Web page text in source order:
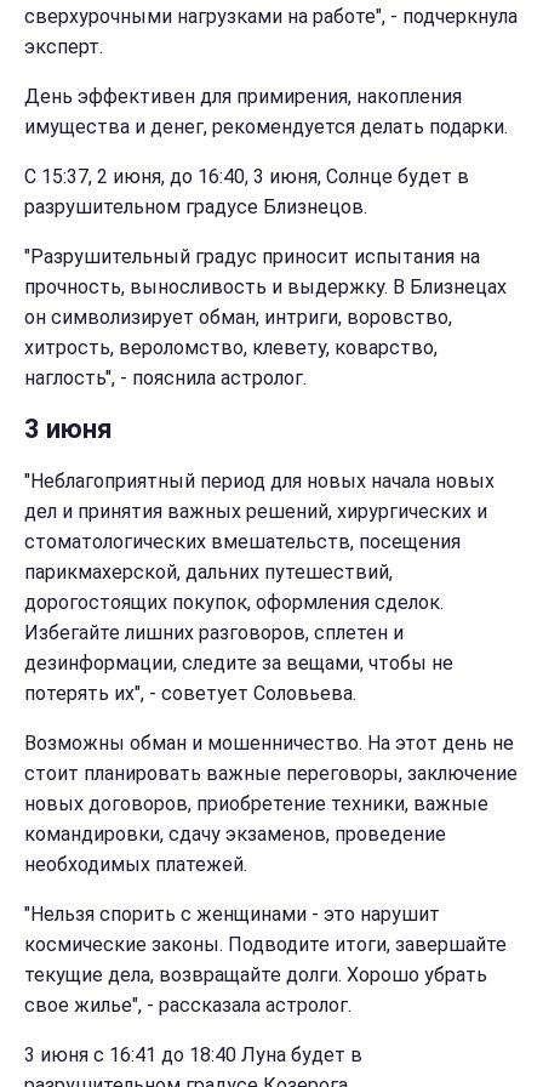
сверхурочными нагрузками на работе", - подчеркнула
эксперт.
День эффективен для примирения, накопления
имущества и денег, рекомендуется делать подарки.
С 15:37, 2 июня, до 16:40, 3 июня, Солнце будет в
разрушительном градусе Близнецов.
"Разрушительный градус приносит испытания на
прочность, выносливость и выдержку. В Близнецах
он символизирует обман, интриги, воровство,
хитрость, вероломство, клевету, коварство,
наглость", - пояснила астролог.
3 июня
"Неблагоприятный период для новых начала новых
дел и принятия важных решений, хирургических и
стоматологических вмешательств, посещения
парикмахерской, дальних путешествий,
дорогостоящих покупок, оформления сделок.
Избегайте лишних разговоров, сплетен и
дезинформации, следите за вещами, чтобы не
потерять их", - советует Соловьева.
Возможны обман и мошенничество. На этот день не
стоит планировать важные переговоры, заключение
новых договоров, приобретение техники, важные
командировки, сдачу экзаменов, проведение
необходимых платежей.
"Нельзя спорить с женщинами - это нарушит
космические законы. Подводите итоги, завершайте
текущие дела, возвращайте долги. Хорошо убрать
свое жилье", - рассказала астролог.
3 июня с 16:41 до 18:40 Луна будет в